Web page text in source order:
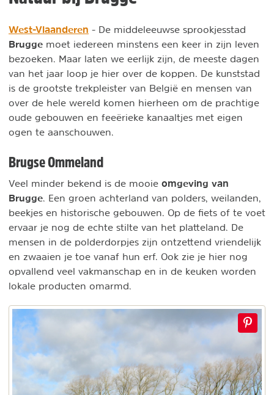
West-Vlaanderen - De middeleeuwse sprookjesstad
Brugge moet iedereen minstens een keer in zijn leven
bezoeken. Maar laten we eerlijk zijn, de meeste dagen
van het jaar loop je hier over de koppen. De kunststad
is de grootste trekpleister van België en mensen van
over de hele wereld komen hierheen om de prachtige
oude gebouwen en feeërieke kanaaltjes met eigen
ogen te aanschouwen.
Brugse Ommeland
Veel minder bekend is de mooie omgeving van
Brugge . Een groen achterland van polders, weilanden,
beekjes en historische gebouwen. Op de fiets of te voet
ervaar je nog de echte stilte van het platteland. De
mensen in de polderdorpjes zijn ontzettend vriendelijk
en zwaaien je toe vanaf hun erf. Ook zie je hier nog
opvallend veel vakmanschap en in de keuken worden
lokale producten omarmd.